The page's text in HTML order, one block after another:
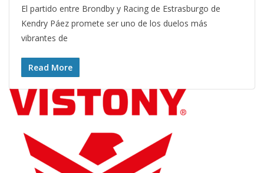
El partido entre Brondby y Racing de Estrasburgo de
Kendry Páez promete ser uno de los duelos más
vibrantes de
Read More